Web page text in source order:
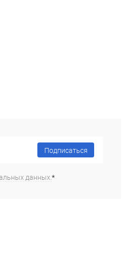
Подписаться
данных. *